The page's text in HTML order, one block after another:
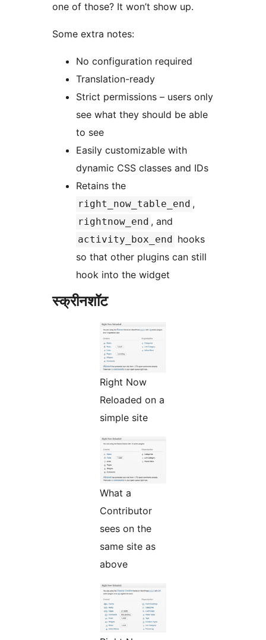
one of those? It won’t show up.
Some extra notes:
No configuration required
Translation-ready
Strict permissions – users only
see what they should be able
to see
Easily customizable with
dynamic CSS classes and IDs
Retains the
right_now_table_end ,
rightnow_end , and
activity_box_end
hooks
so that other plugins can still
hook into the widget
स्क्रीनशॉट
Right Now
Reloaded on a
simple site
What a
Contributor
sees on the
same site as
above